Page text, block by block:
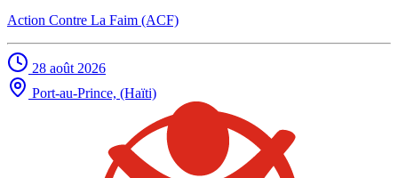
Action Contre La Faim (ACF)
28 août 2026
Port-au-Prince, (Haïti)